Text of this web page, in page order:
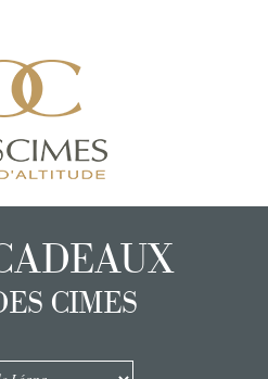
HOME
CIMES
SPAS
MARQUES
CIMES